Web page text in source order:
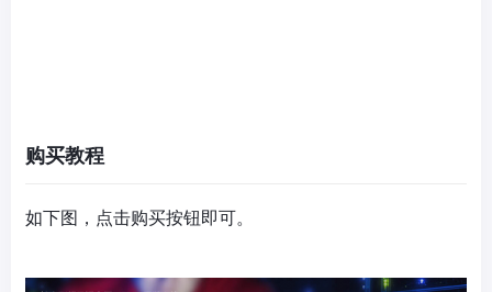
购买教程
如下图，点击购买按钮即可。